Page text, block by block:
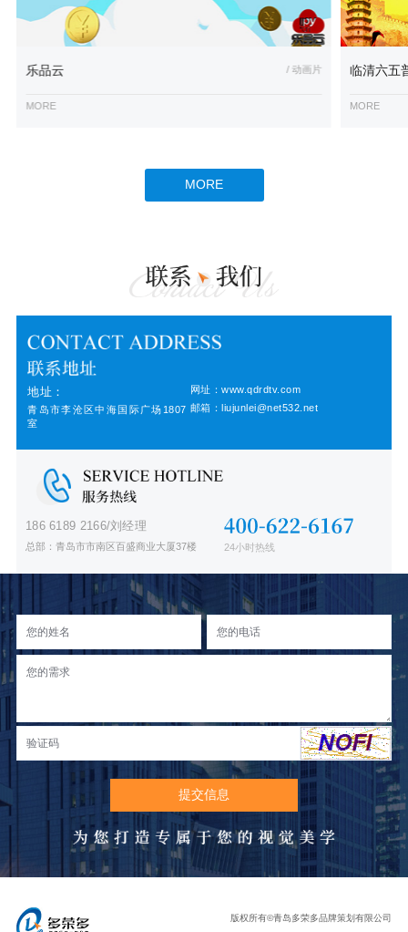
乐品云 / 动画片
MORE
临清六五
MORE
MORE
地址：
青岛市李沧区中海国际广场1807
室
网址：www.qdrdtv.com
邮箱：liujunlei@net532.net
186 6189 2166/刘经理
总部：青岛市市南区百盛商业大厦37楼 24小时热线
版权所有©青岛多荣多品牌策划有限公司